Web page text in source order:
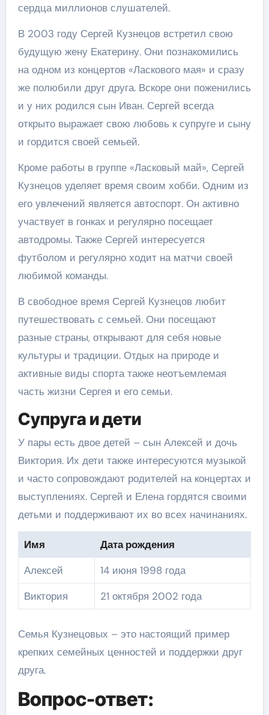
сердца миллионов слушателей.
В 2003 году Сергей Кузнецов встретил свою
будущую жену Екатерину. Они познакомились
на одном из концертов «Ласкового мая» и сразу
же полюбили друг друга. Вскоре они поженились
и у них родился сын Иван. Сергей всегда
открыто выражает свою любовь к супруге и сыну
и гордится своей семьей.
Кроме работы в группе «Ласковый май», Сергей
Кузнецов уделяет время своим хобби. Одним из
его увлечений является автоспорт. Он активно
участвует в гонках и регулярно посещает
автодромы. Также Сергей интересуется
футболом и регулярно ходит на матчи своей
любимой команды.
В свободное время Сергей Кузнецов любит
путешествовать с семьей. Они посещают
разные страны, открывают для себя новые
культуры и традиции. Отдых на природе и
активные виды спорта также неотъемлемая
часть жизни Сергея и его семьи.
Супруга и дети
У пары есть двое детей – сын Алексей и дочь
Виктория. Их дети также интересуются музыкой
и часто сопровождают родителей на концертах и
выступлениях. Сергей и Елена гордятся своими
детьми и поддерживают их во всех начинаниях.
Имя
Дата рождения
Алексей
14 июня 1998 года
Виктория
21 октября 2002 года
Семья Кузнецовых – это настоящий пример
крепких семейных ценностей и поддержки друг
друга.
Вопрос-ответ: